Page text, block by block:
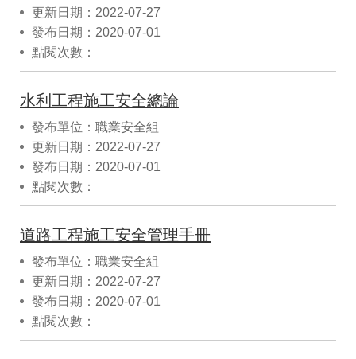
更新日期：2022-07-27
發布日期：2020-07-01
點閱次數：
水利工程施工安全總論
發布單位：職業安全組
更新日期：2022-07-27
發布日期：2020-07-01
點閱次數：
道路工程施工安全管理手冊
發布單位：職業安全組
更新日期：2022-07-27
發布日期：2020-07-01
點閱次數：